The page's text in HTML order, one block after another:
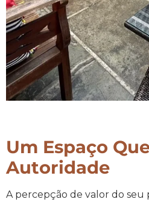
Um Espaço
Autoridade
A percepção de valor do seu